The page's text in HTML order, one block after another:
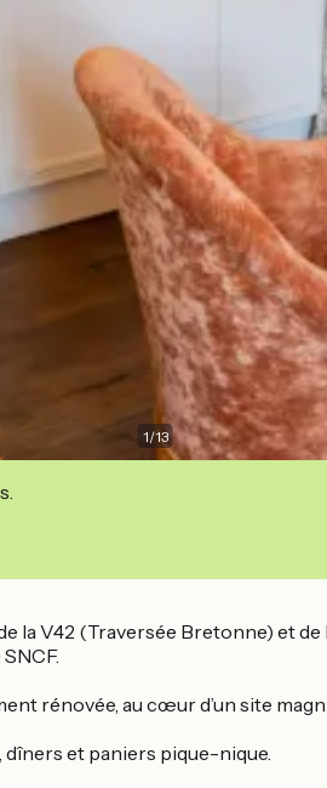
1/13
la V42 (Traversée Bretonne) et
rénovée, au cœur d’un site
et paniers pique-nique.